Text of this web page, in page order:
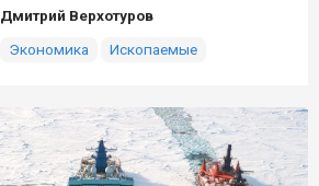
Дмитрий Верхотуров
Экономика Ископаемые